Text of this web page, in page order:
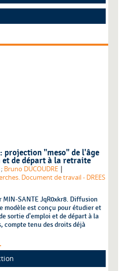
: projection "meso" de l'âge
et de départ à la retraite
; Bruno DUCOUDRE |
Document de travail - DREES
MIN-SANTE JqR0xkr8. Diffusion
modèle est conçu pour étudier et
sortie d'emploi et de départ à la
compte tenu des droits déjà